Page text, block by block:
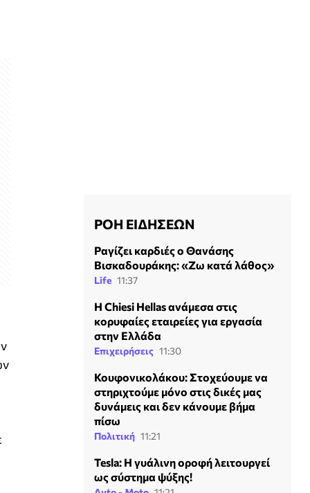
ΡΟΗ ΕΙΔΗΣΕΩΝ
Ραγίζει καρδιές ο Θανάσης
Βισκαδουράκης: «Ζω κατά λάθος»
Life 11:37
Η Chiesi Hellas ανάμεσα στις
κορυφαίες εταιρείες για εργασία
στην Ελλάδα
Επιχειρήσεις 11:30
Κουφονικολάκου: Στοχεύουμε να
στηριχτούμε μόνο στις δικές μας
δυνάμεις και δεν κάνουμε βήμα
πίσω
Πολιτική 11:21
Tesla: Η γυάλινη οροφή λειτουργεί
ως σύστημα ψύξης!